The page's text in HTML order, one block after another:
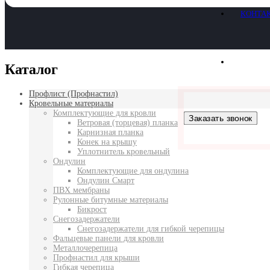
Заказать звонок
Каталог
Профлист (Профнастил)
Кровельные материалы
Комплектующие для кровли
Ветровая (торцевая) планка
Карнизная планка
Конек на крышу
Уплотнитель кровельный
Ондулин
Комплектующие для ондулина
Ондулин Смарт
ПВХ мембраны
Рулонные битумные материалы
Бикрост
Снегозадержатели
Снегозадержатели для гибкой черепицы
Фальцевые панели для кровли
Металлочерепица
Профнастил для крыши
Гибкая черепица